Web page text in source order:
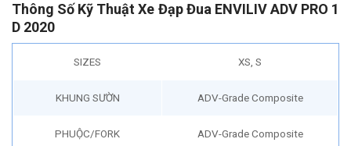
Thông Số Kỹ Thuật Xe Đạp Đua ENVILIV ADV PRO 1
D 2020
SIZES XS, S
KHUNG SƯỜN ADV-Grade Composite
PHUỘC/FORK ADV-Grade Composite